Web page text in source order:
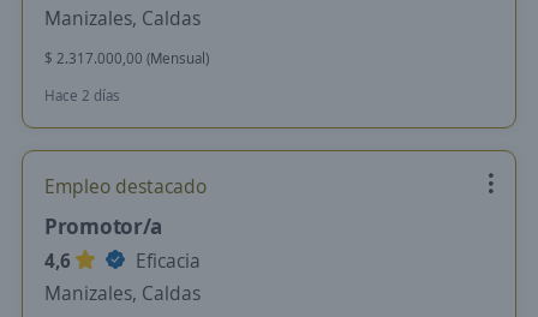
Manizales, Caldas
$ 2.317.000,00 (Mensual)
Hace 2 días
Empleo destacado
Promotor/a
4,6
Eficacia
Manizales, Caldas